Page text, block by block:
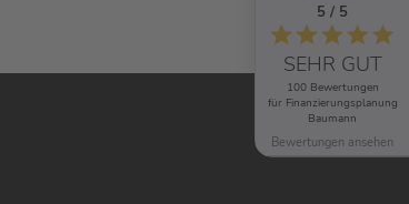
5 / 5
SEHR GUT
100 Bewertungen
für Finanzierungsplanung
Baumann
Bewertungen ansehen